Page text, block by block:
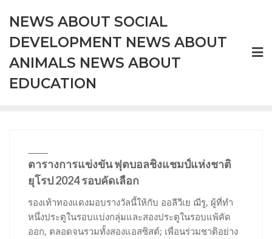
content
NEWS ABOUT SOCIAL
DEVELOPMENT NEWS ABOUT
ANIMALS NEWS ABOUT
EDUCATION
ตารางการแข่งขัน ฟุตบอลชิงแชมป์แห่งชาติ
ยุโรป 2024 รอบคัดเลือก
รองเท้าทองแดงมอบรางวัลนี้ให้กับ ออลีวีเย ฌีรู, ผู้ที่ทำ
หนึ่งประตูในรอบแบ่งกลุ่มและสองประตูในรอบแพ้คัด
ออก, ตลอดจนรวมทั้งสองแอสซิสต์; เพื่อนร่วมชาติอย่าง